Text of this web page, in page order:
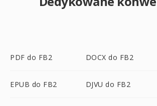
PDF do FB2 DOCX do FB2
EPUB do FB2 DJVU do FB2